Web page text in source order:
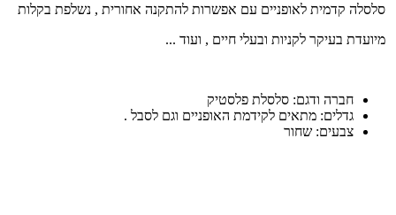
סלסלה קדמית לאופניים עם אפשרות להתקנה אחורית , נשלפת בקלות
מיועדת בעיקר לקניות ובעלי חיים , ועוד ...
חברה ודגם: סלסלת פלסטיק
גדלים: מתאים לקידמת האופניים וגם לסבל .
צבעים: שחור